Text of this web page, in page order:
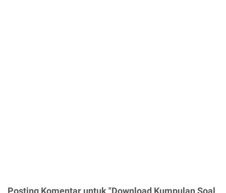
Posting Komentar untuk "Download Kumpulan Soal